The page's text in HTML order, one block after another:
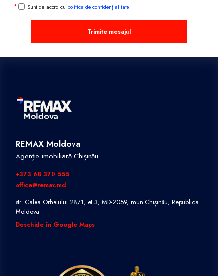
Sunt de acord cu politica de confidențialitate
Trimite mesajul
REMAX Moldova
Agenție imobiliară Chișinău
+373 68 370 555
office@remax.md
str. Calea Orheiului 28/1, et.3, MD-2059, mun.Chișinău, Republica
Moldova
Deschide în Google Maps